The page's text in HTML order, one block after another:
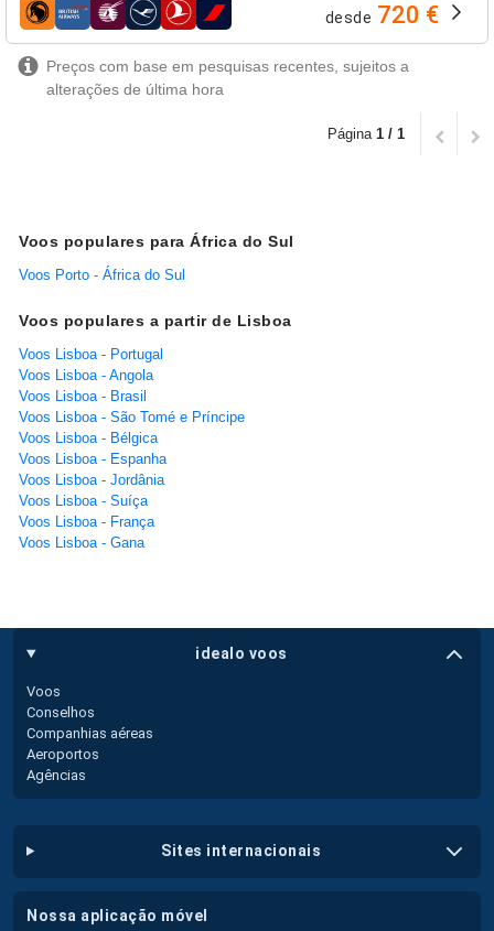
companhias aéreas desde 720 €
Preços com base em pesquisas recentes, sujeitos a
alterações de última hora
Página 1 / 1
Voos populares para África do Sul
Voos Porto - África do Sul
Voos populares a partir de Lisboa
Voos Lisboa - Portugal
Voos Lisboa - Angola
Voos Lisboa - Brasil
Voos Lisboa - São Tomé e Príncipe
Voos Lisboa - Bélgica
Voos Lisboa - Espanha
Voos Lisboa - Jordânia
Voos Lisboa - Suíça
Voos Lisboa - França
Voos Lisboa - Gana
idealo voos
Voos
Conselhos
Companhias aéreas
Aeroportos
Agências
sites internacionais
nossa aplicação móvel